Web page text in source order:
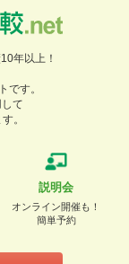
年以上！
です。
て
。
説明会
オンライン開催も！
簡単予約